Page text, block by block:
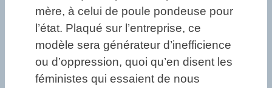
mère, à celui de poule pondeuse pour
l’état. Plaqué sur l’entreprise, ce
modèle sera générateur d’inefficience
ou d’oppression, quoi qu’en disent les
féministes qui essaient de nous